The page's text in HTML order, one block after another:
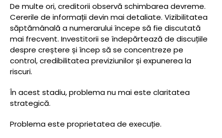
De multe ori, creditorii observă schimbarea devreme.
Cererile de informații devin mai detaliate. Vizibilitatea
săptămânală a numerarului începe să fie discutată
mai frecvent. Investitorii se îndepărtează de discuțiile
despre creștere și încep să se concentreze pe
control, credibilitatea previziunilor și expunerea la
riscuri.
În acest stadiu, problema nu mai este claritatea
strategică.
Problema este proprietatea de execuție.